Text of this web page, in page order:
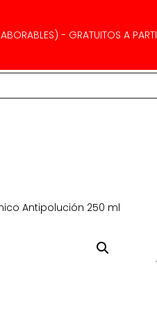
- GRATUITOS A
Antipolución 250 ml